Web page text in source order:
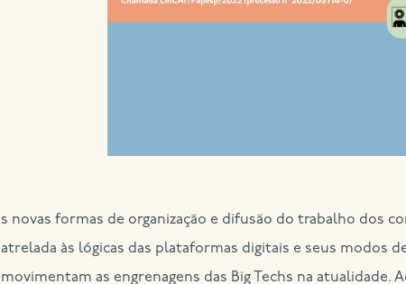
As novas formas de organização e difusão do trabalho dos
atrelada às lógicas das plataformas digitais e seus modos
movimentam as engrenagens das Big Techs na atualidade.